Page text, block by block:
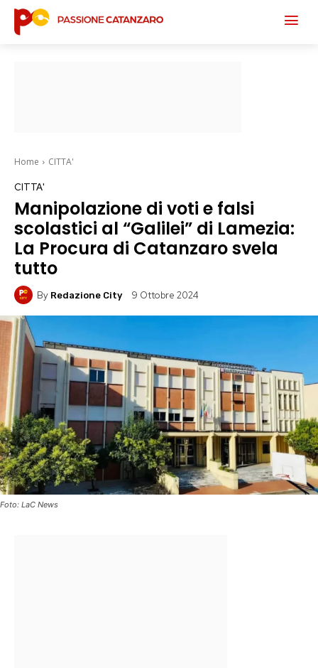
Home CITTA'
CITTA'
Manipolazione di voti e falsi
scolastici al “Galilei” di Lamezia:
La Procura di Catanzaro svela
tutto
By Redazione City 9 Ottobre 2024
Foto: LaC News